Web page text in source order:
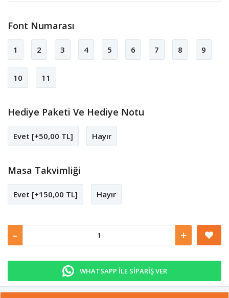
Font Numarası
1 2 3 4 5 6 7 8 9
10 11
Hediye Paketi Ve Hediye Notu
Evet [+50,00 TL] Hayır
Masa Takvimliği
Evet [+150,00 TL] Hayır
- +
WHATSAPP İLE SİPARİŞ VER